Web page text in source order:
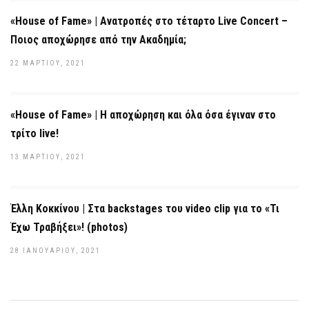
«House of Fame» | Ανατροπές στο τέταρτο Live Concert –
Ποιος αποχώρησε από την Ακαδημία;
22 ΜΑΡΤΊΟΥ, 2021
«House of Fame» | Η αποχώρηση και όλα όσα έγιναν στο
τρίτο live!
13 ΜΑΡΤΊΟΥ, 2021
Έλλη Κοκκίνου | Στα backstages του video clip για το «Τι
Έχω Τραβήξει»! (photos)
28 ΙΑΝΟΥΑΡΊΟΥ, 2021